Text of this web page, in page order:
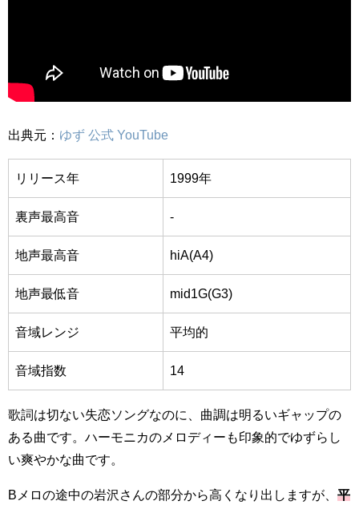
出典元： ゆず 公式 YouTube
リリース年 1999年
裏声最高音 -
地声最高音 hiA(A4)
地声最低音 mid1G(G3)
音域レンジ 平均的
音域指数 14
歌詞は切ない失恋ソングなのに、曲調は明るいギャップの
ある曲です。ハーモニカのメロディーも印象的でゆずらし
い爽やかな曲です。
Bメロの途中の岩沢さんの部分から高くなり出しますが、 平